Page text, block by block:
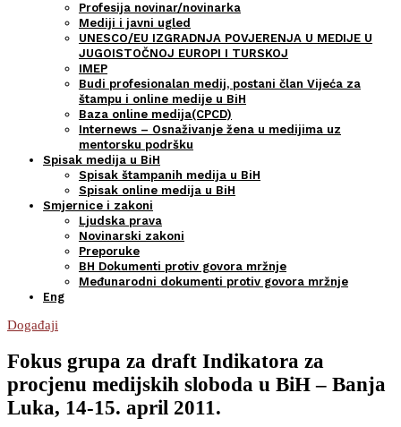
Profesija novinar/novinarka
Mediji i javni ugled
UNESCO/EU IZGRADNJA POVJERENJA U MEDIJE U
JUGOISTOČNOJ EUROPI I TURSKOJ
IMEP
Budi profesionalan medij, postani član Vijeća za
štampu i online medije u BiH
Baza online medija(CPCD)
Internews – Osnaživanje žena u medijima uz
mentorsku podršku
Spisak medija u BiH
Spisak štampanih medija u BiH
Spisak online medija u BiH
Smjernice i zakoni
Ljudska prava
Novinarski zakoni
Preporuke
BH Dokumenti protiv govora mržnje
Međunarodni dokumenti protiv govora mržnje
Eng
Događaji
Fokus grupa za draft Indikatora za
procjenu medijskih sloboda u BiH – Banja
Luka, 14-15. april 2011.